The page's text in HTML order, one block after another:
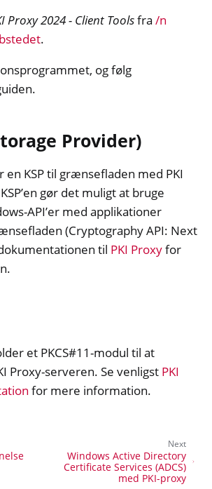
Proxy 2024 - Client Toolsfra /n
.
og følg
Provider)
en KSP til grænsefladen med PKI
gør det muligt at bruge
API’er med applikationer
(Cryptography API: Next
til PKI Proxyfor
et PKCS#11-modul til at
Proxy-serveren. Se venligst PKI
for mere information.
Next
Windows Active Directory
Certificate Services (ADCS)
med PKI-proxy